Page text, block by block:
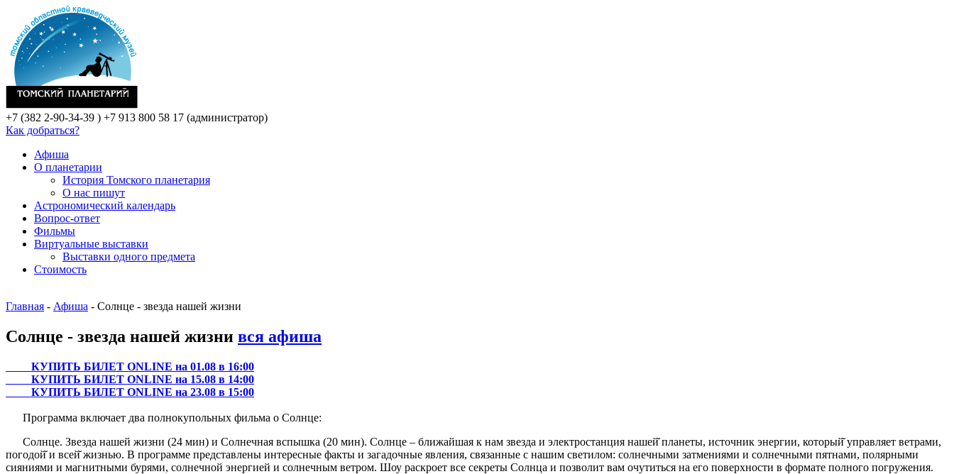
+7 (382 2-90-34-39 ) +7 913 800 58 17 (администратор)
Как добраться?
Афиша
О планетарии
История Томского планетария
О нас пишут
Астрономический календарь
Вопрос-ответ
Фильмы
Виртуальные выставки
Выставки одного предмета
Стоимость
Главная - Афиша - Солнце - звезда нашей жизни
Солнце - звезда нашей жизни вся афиша
КУПИТЬ БИЛЕТ ONLINE на 01.08 в 16:00
КУПИТЬ БИЛЕТ ONLINE на 15.08 в 14:00
КУПИТЬ БИЛЕТ ONLINE на 23.08 в 15:00
Программа включает два полнокупольных фильма о Солнце:
Солнце. Звезда нашей жизни (24 мин) и Солнечная вспышка (20 мин). Солнце – ближайшая к нам звезда и электростанция нашей̆ планеты, источник энергии, который̆ управляет ветрами,
погодой̆ и всей̆ жизнью. В программе представлены интересные факты и загадочные явления, связанные с нашим светилом: солнечными затмениями и солнечными пятнами, полярными
сияниями и магнитными бурями, солнечной энергией и солнечным ветром. Шоу раскроет все секреты Солнца и позволит вам очутиться на его поверхности в формате полного погружения.